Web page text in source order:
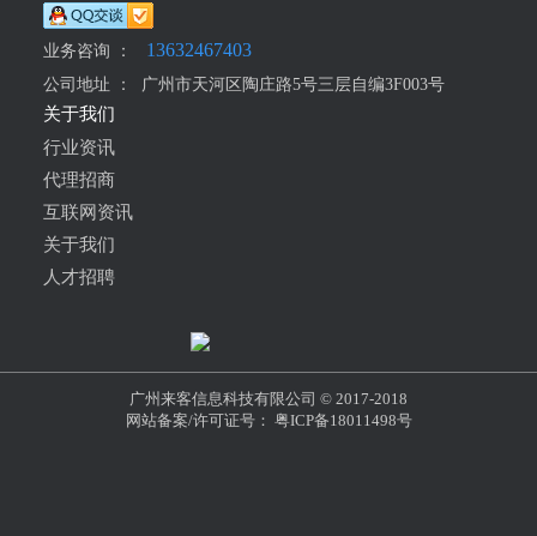
业务咨询 ： 13632467403
公司地址 ：
广州市天河区陶庄路5号三层自编3F003号
关于我们
行业资讯
代理招商
互联网资讯
关于我们
人才招聘
广州来客信息科技有限公司 © 2017-2018
网站备案/许可证号： 粤ICP备18011498号